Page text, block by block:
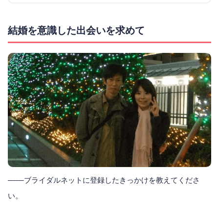
結婚を意識した出会いを求めて
───ブライダルネットに登録したきっかけを教えてくださ
い。